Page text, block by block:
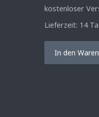
kostenloser
Lieferzeit: 14
In den